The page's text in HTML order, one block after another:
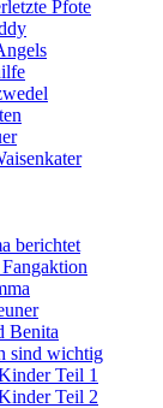
Pfote
berichtet
Benita
sind wichtig
Teil 1
Teil 2